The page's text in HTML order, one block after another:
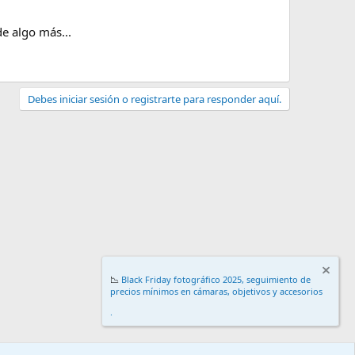
algo más...
Debes iniciar sesión o registrarte para responder aquí.
📉 Black Friday fotográfico 2025, seguimiento de
precios mínimos en cámaras, objetivos y accesorios
.